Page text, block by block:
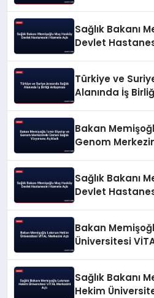
Sağlık Bakanı
Devlet
Türkiye ve
Alanında İş
Bakan
Genom
Sağlık Bakanı
Devlet
Bakan
Üniversitesi
Sağlık Bakanı
Hekim